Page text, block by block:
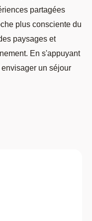
partagées
plus consciente du
paysages et
En s'appuyant
un séjour